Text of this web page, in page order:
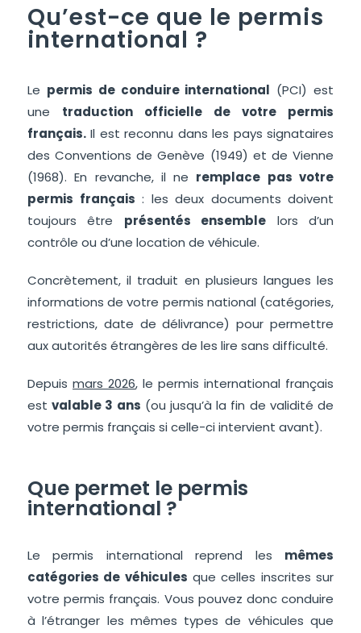
Qu’est-ce que le permis
international ?
Le permis de conduire international (PCI) est
une traduction officielle de votre permis
français. Il est reconnu dans les pays signataires
des Conventions de Genève (1949) et de Vienne
(1968). En revanche, il ne remplace pas votre
permis français : les deux documents doivent
toujours être présentés ensemble lors d’un
contrôle ou d’une location de véhicule.
Concrètement, il traduit en plusieurs langues les
informations de votre permis national (catégories,
restrictions, date de délivrance) pour permettre
aux autorités étrangères de les lire sans difficulté.
Depuis mars 2026, le permis international français
estvalable 3 ans (ou jusqu’à la fin de validité de
votre permis français si celle-ci intervient avant).
Que permet le permis
international ?
Le permis international reprend les mêmes
catégories de véhicules que celles inscrites sur
votre permis français. Vous pouvez donc conduire
à l’étranger les mêmes types de véhicules que